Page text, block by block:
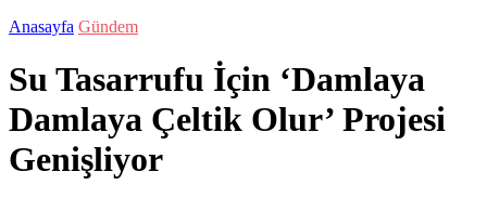
Anasayfa Gündem
Su Tasarrufu İçin ‘Damlaya
Damlaya Çeltik Olur’ Projesi
Genişliyor